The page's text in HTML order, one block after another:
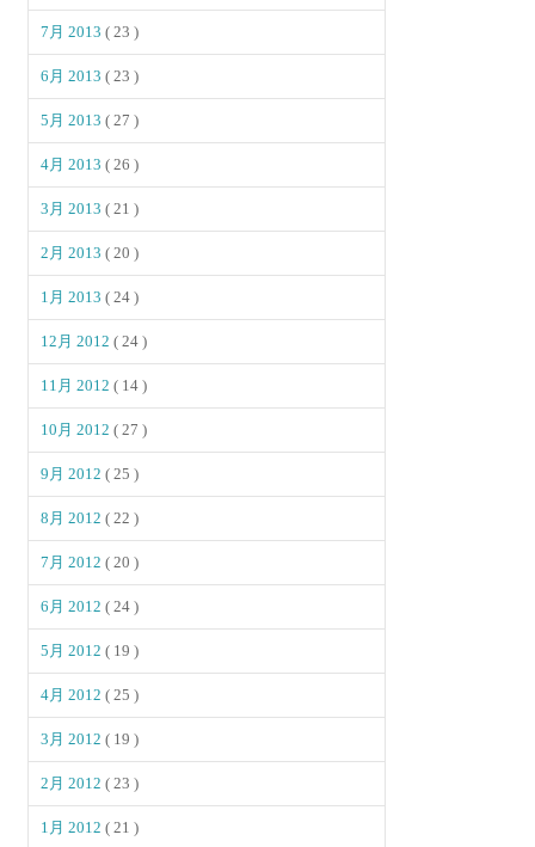
7月 2013( 23 )
6月 2013( 23 )
5月 2013( 27 )
4月 2013( 26 )
3月 2013( 21 )
2月 2013( 20 )
1月 2013( 24 )
12月 2012( 24 )
11月 2012( 14 )
10月 2012( 27 )
9月 2012( 25 )
8月 2012( 22 )
7月 2012( 20 )
6月 2012( 24 )
5月 2012( 19 )
4月 2012( 25 )
3月 2012( 19 )
2月 2012( 23 )
1月 2012( 21 )